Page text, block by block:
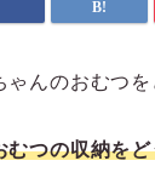
ゃんのおむつ
むつの収納を